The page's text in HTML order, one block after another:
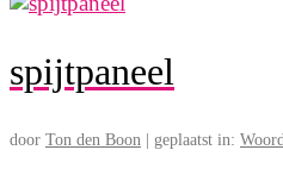
spijtpaneel
door Ton den Boon geplaatst in: